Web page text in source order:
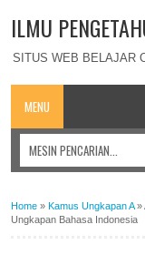
ILMU
SITUS WEB BELAJAR
MENU
Home » Kamus Ungkapan A»
Ungkapan Bahasa Indonesia